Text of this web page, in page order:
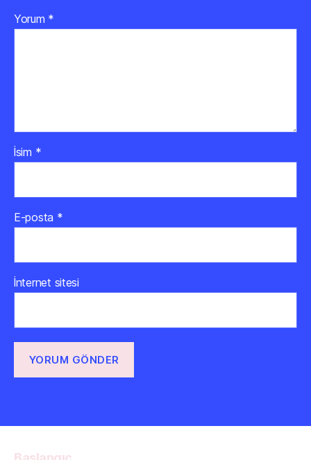
Yorum *
İsim *
E-posta *
İnternet sitesi